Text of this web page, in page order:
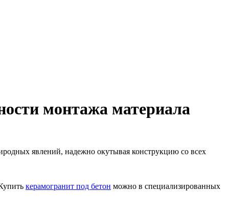
монтажа материала
явлений, надежно окутывая конструкцию со всех
керамогранит под бетон можно в специализированных